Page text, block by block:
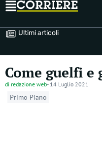
Ultimi articoli
Come guelfi
di redazione web- 14 Luglio 2021
Primo Piano